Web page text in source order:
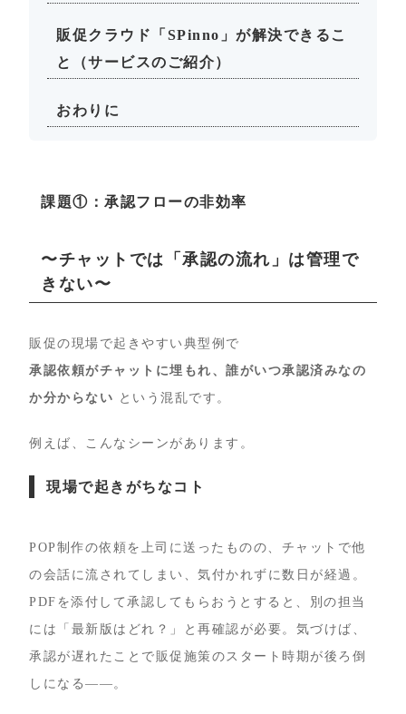
販促クラウド「SPinno」が解決できるこ
と（サービスのご紹介）
おわりに
課題①：承認フローの非効率
〜チャットでは「承認の流れ」は管理で
きない〜
販促の現場で起きやすい典型例で
承認依頼がチャットに埋もれ、誰がいつ承認済みなの
か分からない という混乱です。
例えば、こんなシーンがあります。
現場で起きがちなコト
POP制作の依頼を上司に送ったものの、チャットで他
の会話に流されてしまい、気付かれずに数日が経過。
PDFを添付して承認してもらおうとすると、別の担当
には「最新版はどれ？」と再確認が必要。気づけば、
承認が遅れたことで販促施策のスタート時期が後ろ倒
しになる——。